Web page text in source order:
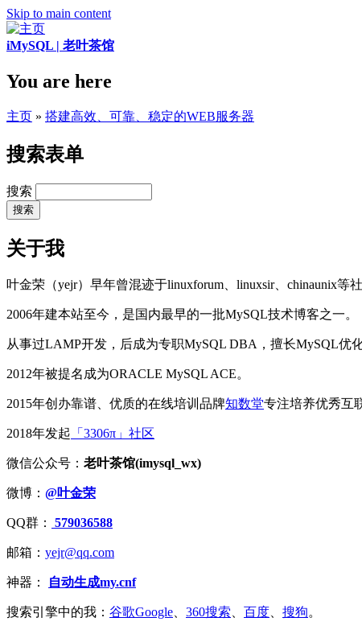
Skip to main content
iMySQL | 老叶茶馆
You are here
主页 » 搭建高效、可靠、稳定的WEB服务器
搜索表单
搜索
关于我
叶金荣（yejr）早年曾混迹于linuxforum、linuxsir、chinaunix等社
2006年建本站至今，是国内最早的一批MySQL技术博客之一。
从事过LAMP开发，后成为专职MySQL DBA，擅长MySQL优
2012年被提名成为ORACLE MySQL ACE。
2015年创办靠谱、优质的在线培训品牌知数堂专注培养优秀互
2018年发起 「3306π」社区
微信公众号： 老叶茶馆(imysql_wx)
微博： @叶金荣
QQ群： 579036588
邮箱： yejr@qq.com
神器： 自动生成my.cnf
搜索引擎中的我： 谷歌Google、 360搜索、 百度、 搜狗。